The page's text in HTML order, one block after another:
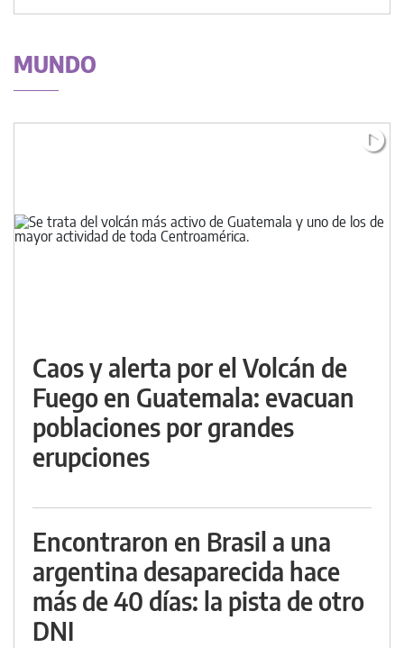
MUNDO
Caos y alerta por el Volcán de
Fuego en Guatemala: evacuan
poblaciones por grandes
erupciones
Encontraron en Brasil a una
argentina desaparecida hace
más de 40 días: la pista de otro
DNI